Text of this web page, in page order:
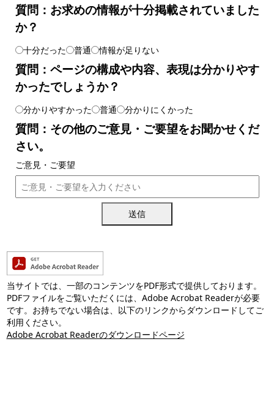
質問：お求めの情報が十分掲載されていました
か？
十分だった 普通 情報が足りない
質問：ページの構成や内容、表現は分かりやす
かったでしょうか？
分かりやすかった 普通 分かりにくかった
質問：その他のご意見・ご要望をお聞かせくだ
さい。
ご意見・ご要望
送信
当サイトでは、一部のコンテンツをPDF形式で提供しております。
PDFファイルをご覧いただくには、Adobe Acrobat Readerが必要
です。お持ちでない場合は、以下のリンクからダウンロードしてご
利用ください。
Adobe Acrobat Readerのダウンロードページ